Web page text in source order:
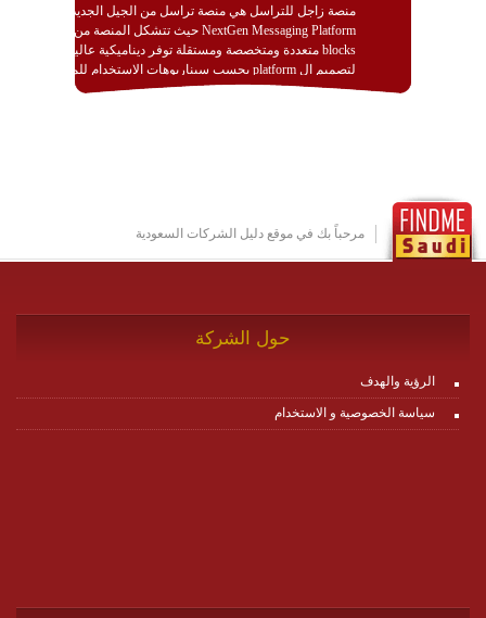
منصة زاجل للتراسل هي منصة تراسل من الجيل الجديد
NextGen Messaging Platform حيث تتشكل المنصة من
blocks متعددة ومتخصصة ومستقلة توفر ديناميكية عالية
لتصميم ال platform بحسب سيناريوهات الاستخدام للمنصة
وتتوافق مع النشر والاستثمار ضمن بيئة استضافة dedicated
http://www.plutosms.com/zagel
مرحباً بك في موقع دليل الشركات السعودية
حول الشركة
الرؤية والهدف
سياسة الخصوصية و الاستخدام